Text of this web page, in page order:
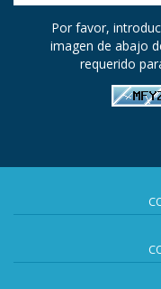
Por favor,
imagen de abajo
requerido